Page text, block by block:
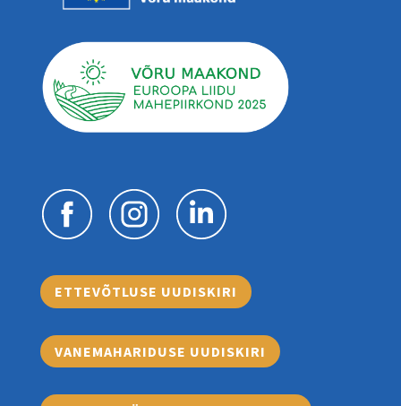
ETTEVÕTLUSE UUDISKIRI
VANEMAHARIDUSE UUDISKIRI